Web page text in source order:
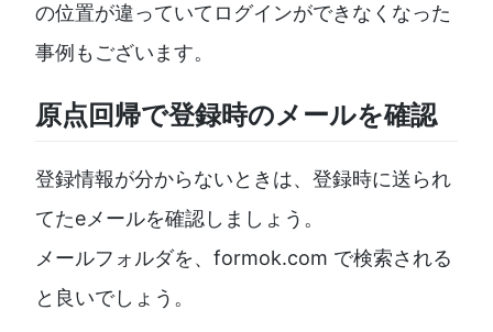
の位置が違っていてログインができなくなった
事例もございます。
原点回帰で登録時のメールを確認
登録情報が分からないときは、登録時に送られ
てたeメールを確認しましょう。
メールフォルダを、formok.com で検索される
と良いでしょう。